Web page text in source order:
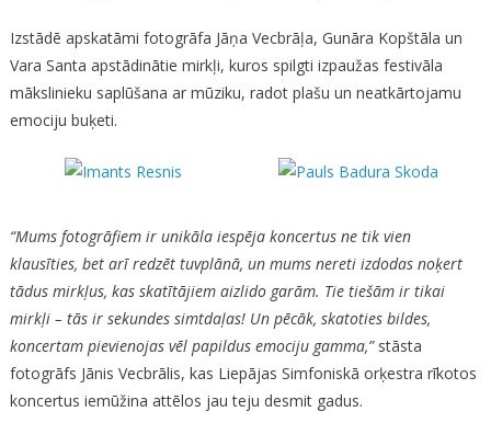
Izstādē apskatāmi fotogrāfa Jāņa Vecbrāļa, Gunāra Kopštāla un
Vara Santa apstādinātie mirkļi, kuros spilgti izpaužas festivāla
mākslinieku saplūšana ar mūziku, radot plašu un neatkārtojamu
emociju buķeti.
“Mums fotogrāfiem ir unikāla iespēja koncertus ne tik vien
klausīties, bet arī redzēt tuvplānā, un mums nereti izdodas noķert
tādus mirkļus, kas skatītājiem aizlido garām. Tie tiešām ir tikai
mirkļi – tās ir sekundes simtdaļas! Un pēcāk, skatoties bildes,
koncertam pievienojas vēl papildus emociju gamma,”stāsta
fotogrāfs Jānis Vecbrālis, kas Liepājas Simfoniskā orķestra rīkotos
koncertus iemūžina attēlos jau teju desmit gadus.